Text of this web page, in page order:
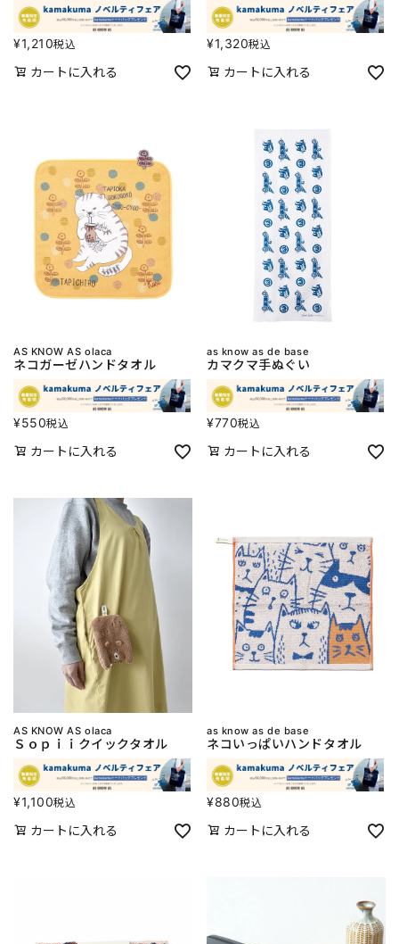
¥1,210税込
カートに入れる
¥1,320税込
カートに入れる
AS KNOW AS olaca
ネコガーゼハンドタオル
¥550税込
カートに入れる
as know as de base
カマクマ手ぬぐい
¥770税込
カートに入れる
AS KNOW AS olaca
Ｓｏｐｉｉクイックタオル
¥1,100税込
カートに入れる
as know as de base
ネコいっぱいハンドタオル
¥880税込
カートに入れる